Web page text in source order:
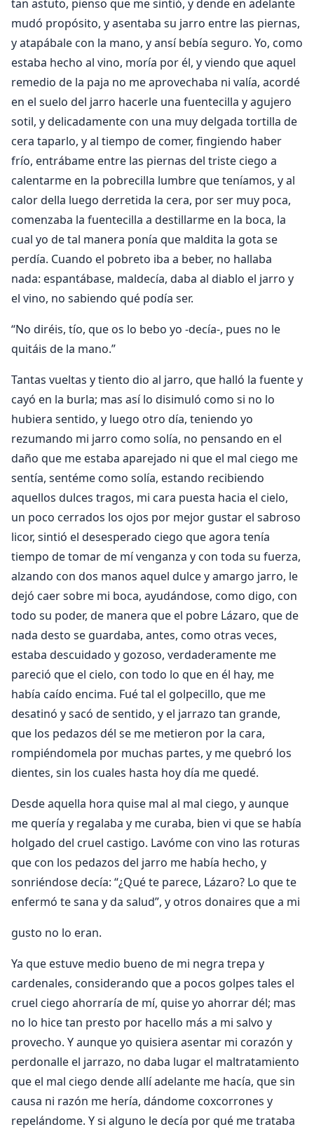
tan astuto, pienso que me sintió, y dende en adelante
mudó propósito, y asentaba su jarro entre las piernas,
y atapábale con la mano, y ansí bebía seguro. Yo, como
estaba hecho al vino, moría por él, y viendo que aquel
remedio de la paja no me aprovechaba ni valía, acordé
en el suelo del jarro hacerle una fuentecilla y agujero
sotil, y delicadamente con una muy delgada tortilla de
cera taparlo, y al tiempo de comer, fingiendo haber
frío, entrábame entre las piernas del triste ciego a
calentarme en la pobrecilla lumbre que teníamos, y al
calor della luego derretida la cera, por ser muy poca,
comenzaba la fuentecilla a destillarme en la boca, la
cual yo de tal manera ponía que maldita la gota se
perdía. Cuando el pobreto iba a beber, no hallaba
nada: espantábase, maldecía, daba al diablo el jarro y
el vino, no sabiendo qué podía ser.
“No diréis, tío, que os lo bebo yo -decía-, pues no le
quitáis de la mano.”
Tantas vueltas y tiento dio al jarro, que halló la fuente y
cayó en la burla; mas así lo disimuló como si no lo
hubiera sentido, y luego otro día, teniendo yo
rezumando mi jarro como solía, no pensando en el
daño que me estaba aparejado ni que el mal ciego me
sentía, sentéme como solía, estando recibiendo
aquellos dulces tragos, mi cara puesta hacia el cielo,
un poco cerrados los ojos por mejor gustar el sabroso
licor, sintió el desesperado ciego que agora tenía
tiempo de tomar de mí venganza y con toda su fuerza,
alzando con dos manos aquel dulce y amargo jarro, le
dejó caer sobre mi boca, ayudándose, como digo, con
todo su poder, de manera que el pobre Lázaro, que de
nada desto se guardaba, antes, como otras veces,
estaba descuidado y gozoso, verdaderamente me
pareció que el cielo, con todo lo que en él hay, me
había caído encima. Fué tal el golpecillo, que me
desatinó y sacó de sentido, y el jarrazo tan grande,
que los pedazos dél se me metieron por la cara,
rompiéndomela por muchas partes, y me quebró los
dientes, sin los cuales hasta hoy día me quedé.
Desde aquella hora quise mal al mal ciego, y aunque
me quería y regalaba y me curaba, bien vi que se había
holgado del cruel castigo. Lavóme con vino las roturas
que con los pedazos del jarro me había hecho, y
sonriéndose decía: “¿Qué te parece, Lázaro? Lo que te
enfermó te sana y da salud”, y otros donaires que a mi
gusto no lo eran.
Ya que estuve medio bueno de mi negra trepa y
cardenales, considerando que a pocos golpes tales el
cruel ciego ahorraría de mí, quise yo ahorrar dél; mas
no lo hice tan presto por hacello más a mi salvo y
provecho. Y aunque yo quisiera asentar mi corazón y
perdonalle el jarrazo, no daba lugar el maltratamiento
que el mal ciego dende allí adelante me hacía, que sin
causa ni razón me hería, dándome coxcorrones y
repelándome. Y si alguno le decía por qué me trataba